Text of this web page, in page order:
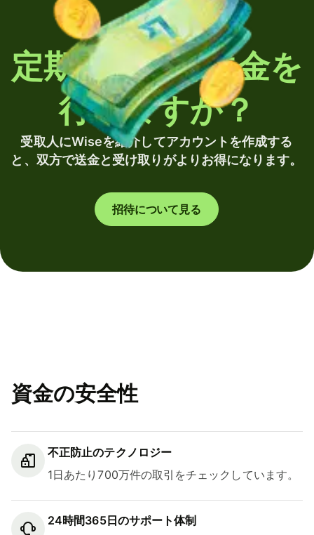
定期的に海外送金を
行いますか？
受取人にWiseを紹介してアカウントを作成する
と、双方で送金と受け取りがよりお得になります。
招待について見る
資金の安全性
不正防止のテクノロジー
1日あたり700万件の取引をチェックしています。
24時間365日のサポート体制